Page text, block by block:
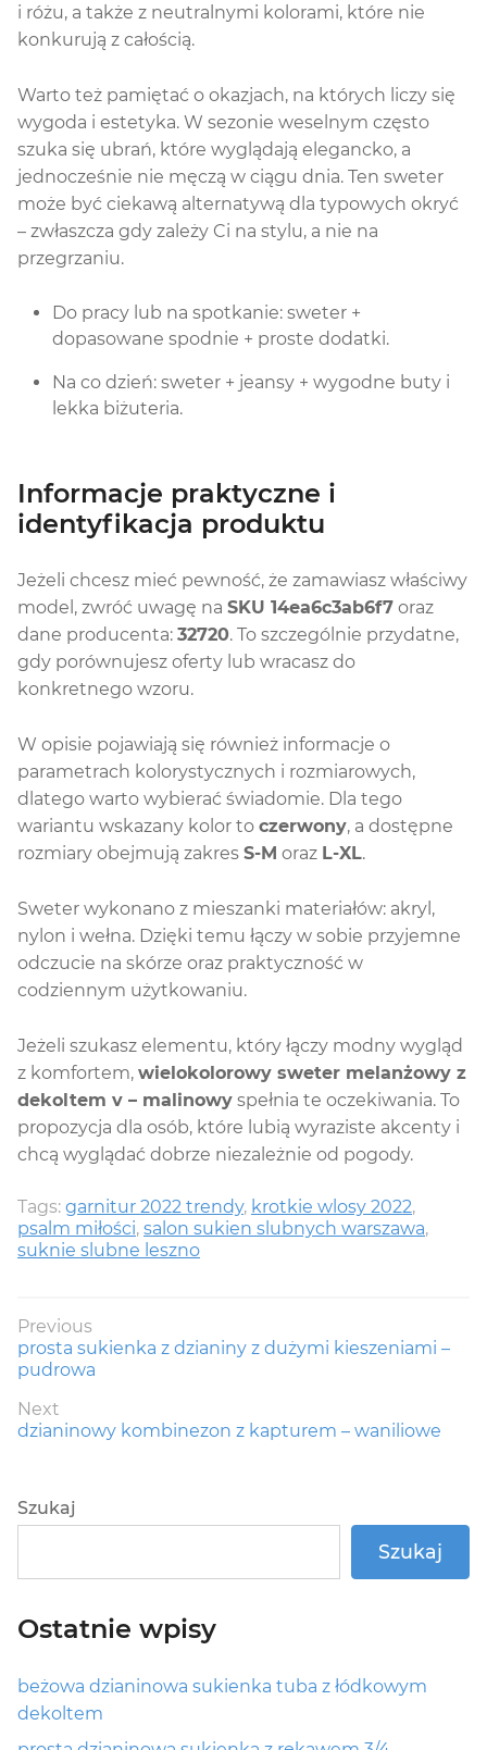
i różu, a także z neutralnymi kolorami, które nie
konkurują z całością.
Warto też pamiętać o okazjach, na których liczy się
wygoda i estetyka. W sezonie weselnym często
szuka się ubrań, które wyglądają elegancko, a
jednocześnie nie męczą w ciągu dnia. Ten sweter
może być ciekawą alternatywą dla typowych okryć
– zwłaszcza gdy zależy Ci na stylu, a nie na
przegrzaniu.
Do pracy lub na spotkanie: sweter +
dopasowane spodnie + proste dodatki.
Na co dzień: sweter + jeansy + wygodne buty i
lekka biżuteria.
Informacje praktyczne i
identyfikacja produktu
Jeżeli chcesz mieć pewność, że zamawiasz właściwy
model, zwróć uwagę na SKU 14ea6c3ab6f7 oraz
dane producenta: 32720. To szczególnie przydatne,
gdy porównujesz oferty lub wracasz do
konkretnego wzoru.
W opisie pojawiają się również informacje o
parametrach kolorystycznych i rozmiarowych,
dlatego warto wybierać świadomie. Dla tego
wariantu wskazany kolor to czerwony, a dostępne
rozmiary obejmują zakres S-M oraz L-XL.
Sweter wykonano z mieszanki materiałów: akryl,
nylon i wełna. Dzięki temu łączy w sobie przyjemne
odczucie na skórze oraz praktyczność w
codziennym użytkowaniu.
Jeżeli szukasz elementu, który łączy modny wygląd
z komfortem, wielokolorowy sweter melanżowy z
dekoltem v – malinowy spełnia te oczekiwania. To
propozycja dla osób, które lubią wyraziste akcenty i
chcą wyglądać dobrze niezależnie od pogody.
Tags: garnitur 2022 trendy, krotkie wlosy 2022,
psalm miłości, salon sukien slubnych warszawa,
suknie slubne leszno
Nawigacja
wpisu
Previous
Previous
post:
prosta sukienka z dzianiny z dużymi kieszeniami –
pudrowa
Next
Next
dzianinowy kombinezon z kapturem – waniliowe
Szukaj
Szukaj
Ostatnie wpisy
beżowa dzianinowa sukienka tuba z łódkowym
dekoltem